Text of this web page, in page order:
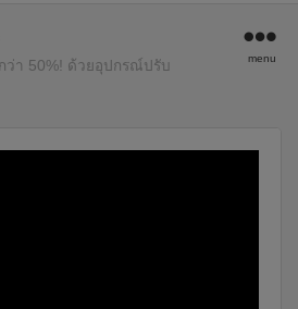
ว่า 50%! ด้วยอุปกรณ์ปรับ
menu